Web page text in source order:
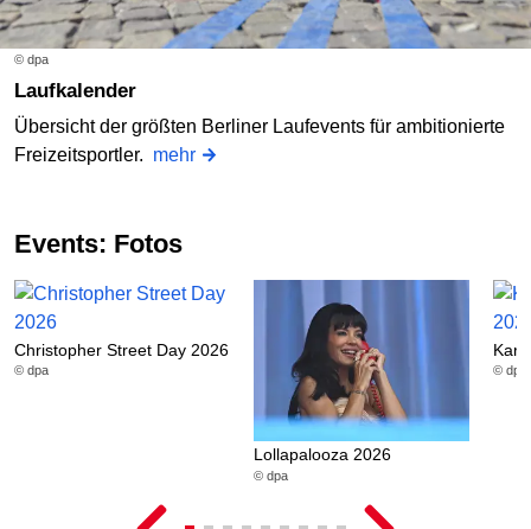
© dpa
Laufkalender
Übersicht der größten Berliner Laufevents für ambitionierte
Freizeitsportler. mehr
Events: Fotos
Christopher Street Day 2026
© dpa
Lollapalooza 2026
© dpa
© dpa